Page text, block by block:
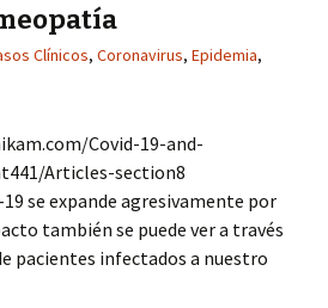
Clínicos, Coronavirus, Epidemia,
Covid-19-and-
Articles-section8
19 se expande agresivamente por
también se puede ver a través
pacientes infectados a nuestro